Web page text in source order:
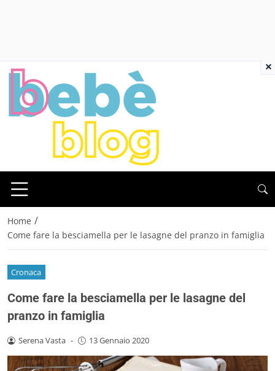
Home /
Come fare la besciamella per le lasagne del pranzo in famiglia
Cronaca
Come fare la besciamella per le lasagne del
pranzo in famiglia
Serena Vasta - 13 Gennaio 2020
×